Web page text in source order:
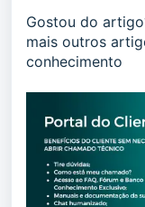
Gostou do
mais outros
conhecimento